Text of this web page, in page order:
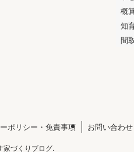
概
知
間
ポリシー・免責事項 お問い合わせ
づくりブログ.